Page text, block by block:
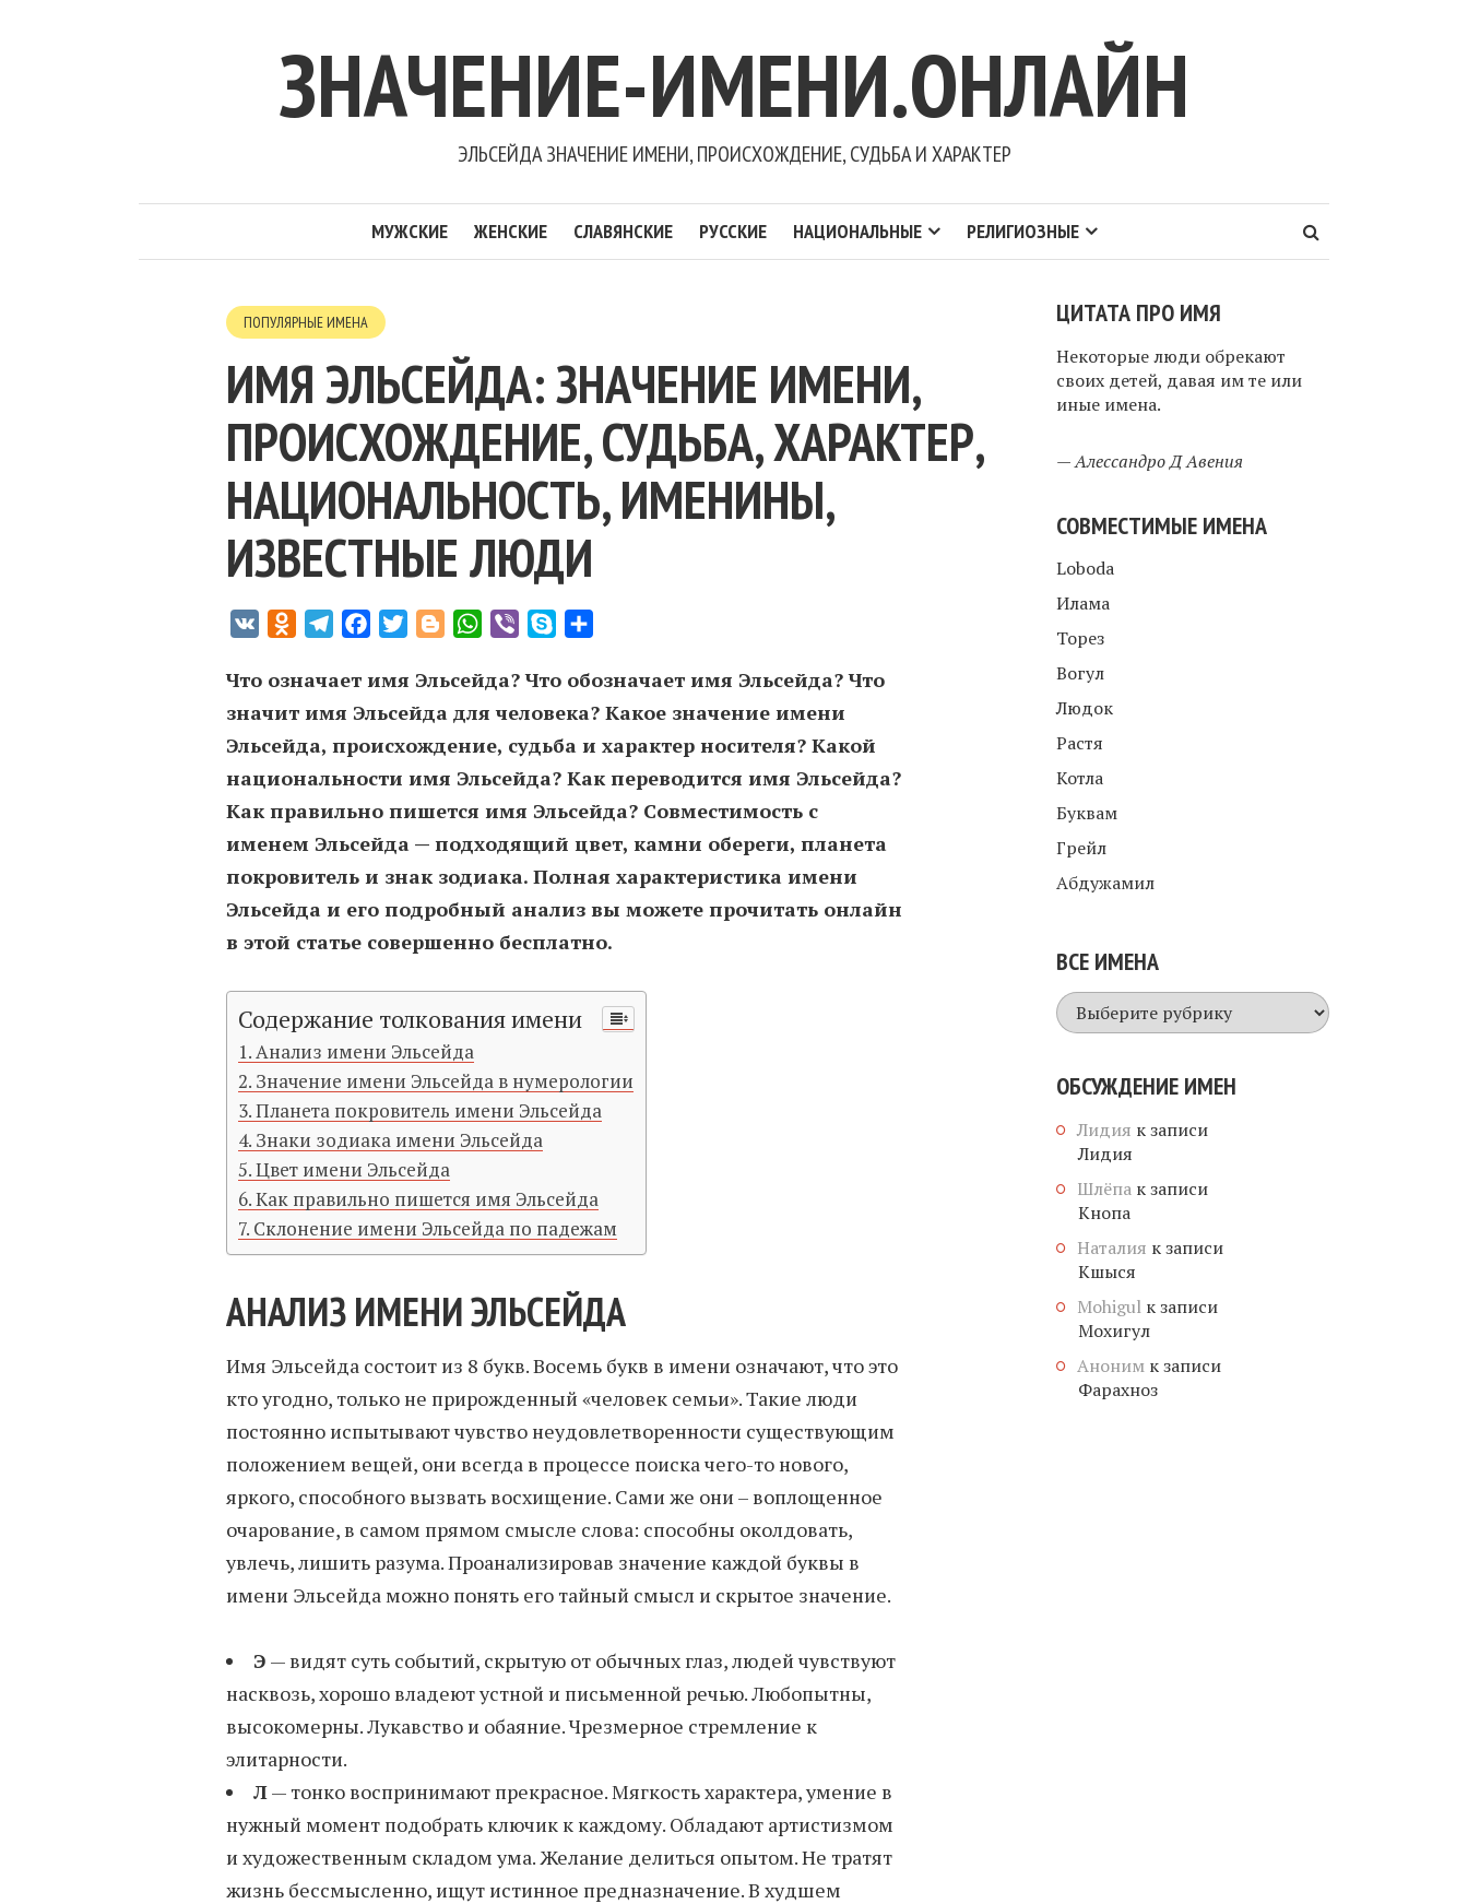
ЗНАЧЕНИЕ-ИМЕНИ.ОНЛАЙН
ЭЛЬСЕЙДА ЗНАЧЕНИЕ ИМЕНИ, ПРОИСХОЖДЕНИЕ, СУДЬБА И ХАРАКТЕР
МУЖСКИЕ ЖЕНСКИЕ СЛАВЯНСКИЕ РУССКИЕ НАЦИОНАЛЬНЫЕ РЕЛИГИОЗНЫЕ
ПОПУЛЯРНЫЕ ИМЕНА
ИМЯ ЭЛЬСЕЙДА: ЗНАЧЕНИЕ ИМЕНИ,
ПРОИСХОЖДЕНИЕ, СУДЬБА, ХАРАКТЕР,
НАЦИОНАЛЬНОСТЬ, ИМЕНИНЫ,
ИЗВЕСТНЫЕ ЛЮДИ
VK Odnoklassniki
TelegramFacebookTwitterBloggerWhatsApp
Viber Skype
Что означает имя Эльсейда? Что обозначает имя Эльсейда? Что
значит имя Эльсейда для человека? Какое значение имени
Эльсейда, происхождение, судьба и характер носителя? Какой
национальности имя Эльсейда? Как переводится имя Эльсейда?
Как правильно пишется имя Эльсейда? Совместимость c
именем Эльсейда — подходящий цвет, камни обереги, планета
покровитель и знак зодиака. Полная характеристика имени
Эльсейда и его подробный анализ вы можете прочитать онлайн
в этой статье совершенно бесплатно.
Содержание толкования имени
Анализ имени Эльсейда
Значение имени Эльсейда в нумерологии
Планета покровитель имени Эльсейда
Знаки зодиака имени Эльсейда
Цвет имени Эльсейда
Как правильно пишется имя Эльсейда
Склонение имени Эльсейда по падежам
АНАЛИЗ ИМЕНИ ЭЛЬСЕЙДА
Имя Эльсейда состоит из 8 букв. Восемь букв в имени означают, что это
кто угодно, только не прирожденный «человек семьи». Такие люди
постоянно испытывают чувство неудовлетворенности существующим
положением вещей, они всегда в процессе поиска чего-то нового,
яркого, способного вызвать восхищение. Сами же они – воплощенное
очарование, в самом прямом смысле слова: способны околдовать,
увлечь, лишить разума. Проанализировав значение каждой буквы в
имени Эльсейда можно понять его тайный смысл и скрытое значение.
Э — видят суть событий, скрытую от обычных глаз, людей чувствуют
насквозь, хорошо владеют устной и письменной речью. Любопытны,
высокомерны. Лукавство и обаяние. Чрезмерное стремление к
элитарности.
Л— тонко воспринимают прекрасное. Мягкость характера, умение в
нужный момент подобрать ключик к каждому. Обладают артистизмом
и художественным складом ума. Желание делиться опытом. Не тратят
жизнь бессмысленно, ищут истинное предназначение. В худшем
ЦИТАТА ПРО ИМЯ
Некоторые люди обрекают
своих детей, давая им те или
иные имена.
—Алессандро Д Авения
СОВМЕСТИМЫЕ ИМЕНА
Loboda
Илама
Торез
Вогул
Людок
Растя
Котла
Буквам
Грейл
Абдужамил
ВСЕ ИМЕНА
Все
имена
ОБСУЖДЕНИЕ ИМЕН
Лидия к записи
Лидия
Шлёпа к записи
Кнопа
Наталия к записи
Кшыся
Mohigul к записи
Мохигул
Аноним к записи
Фарахноз